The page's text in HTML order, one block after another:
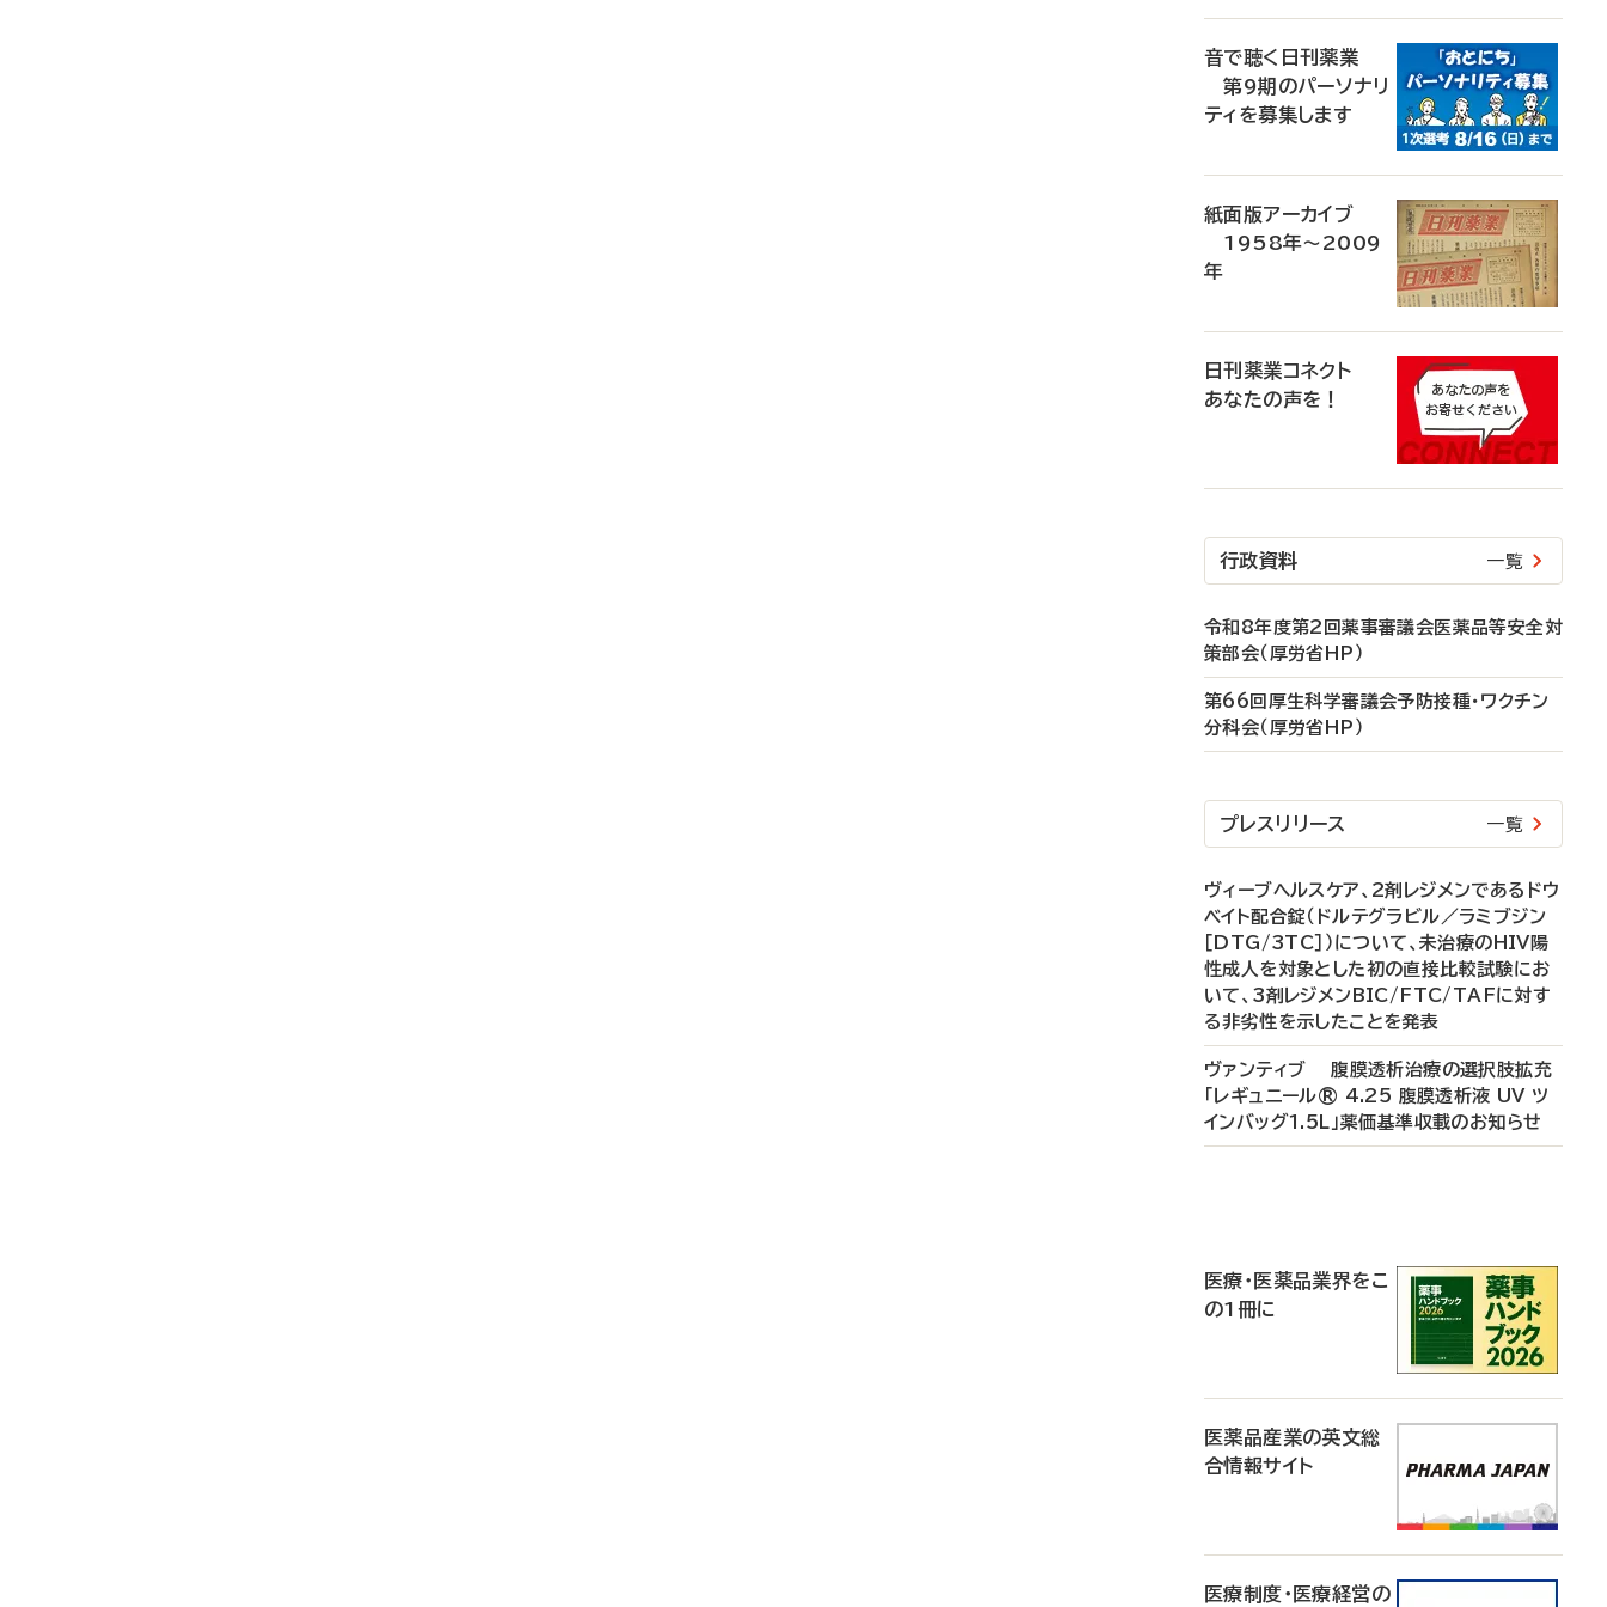
音で聴く日刊薬業
第9期のパーソナリ
ティを募集します
紙面版アーカイブ
1958年～2009
年
日刊薬業コネクト
あなたの声を！
行政資料 一覧
令和8年度第2回薬事審議会医薬品等安全対
策部会（厚労省HP）
第66回厚生科学審議会予防接種・ワクチン
分科会（厚労省HP）
プレスリリース 一覧
ヴィーブヘルスケア、2剤レジメンであるドウ
ベイト配合錠（ドルテグラビル／ラミブジン
［DTG/3TC］）について、未治療のHIV陽
性成人を対象とした初の直接比較試験にお
いて、3剤レジメンBIC/FTC/TAFに対す
る非劣性を示したことを発表
ヴァンティブ 腹膜透析治療の選択肢拡充
「レギュニール® 4.25 腹膜透析液 UV ツ
インバッグ1.5L」薬価基準収載のお知らせ
医療・医薬品業界をこ
の1冊に
医薬品産業の英文総
合情報サイト
医療制度・医療経営の